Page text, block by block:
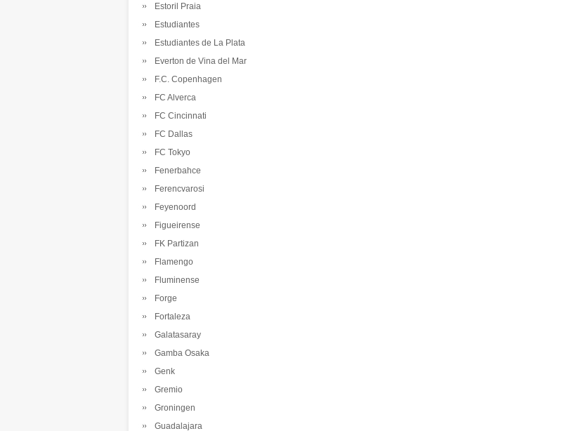
Estoril Praia
Estudiantes
Estudiantes de La Plata
Everton de Vina del Mar
F.C. Copenhagen
FC Alverca
FC Cincinnati
FC Dallas
FC Tokyo
Fenerbahce
Ferencvarosi
Feyenoord
Figueirense
FK Partizan
Flamengo
Fluminense
Forge
Fortaleza
Galatasaray
Gamba Osaka
Genk
Gremio
Groningen
Guadalajara